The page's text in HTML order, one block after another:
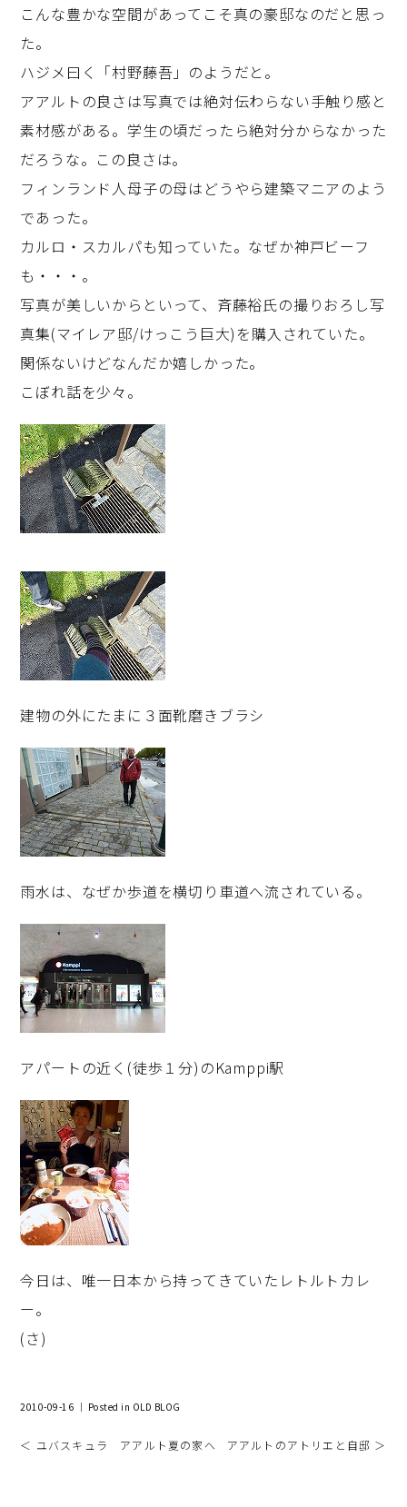
こんな豊かな空間があってこそ真の豪邸なのだと思っ
た。
ハジメ曰く「村野藤吾」のようだと。
アアルトの良さは写真では絶対伝わらない手触り感と
素材感がある。学生の頃だったら絶対分からなかった
だろうな。この良さは。
フィンランド人母子の母はどうやら建築マニアのよう
であった。
カルロ・スカルパも知っていた。なぜか神戸ビーフ
も・・・。
写真が美しいからといって、斉藤裕氏の撮りおろし写
真集(マイレア邸/けっこう巨大)を購入されていた。
関係ないけどなんだか嬉しかった。
こぼれ話を少々。
建物の外にたまに３面靴磨きブラシ
雨水は、なぜか歩道を横切り車道へ流されている。
アパートの近く(徒歩１分)のKamppi駅
今日は、唯一日本から持ってきていたレトルトカレ
ー。
(さ)
2010-09-16 ｜ Posted in OLD BLOG
＜ ユバスキュラ アアルト夏の家へ アアルトのアトリエと自邸 ＞